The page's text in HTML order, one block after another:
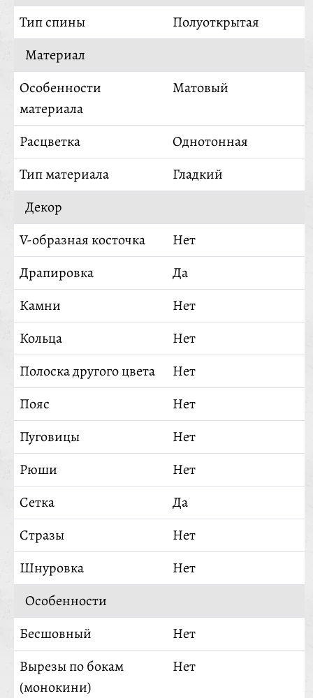
Тип спины
Полуоткрытая
Материал
Особенности
материала
Матовый
Расцветка
Однотонная
Тип материала
Гладкий
Декор
V-образная косточка
Нет
Драпировка
Да
Камни
Нет
Кольца
Нет
Полоска другого цвета
Нет
Пояс
Нет
Пуговицы
Нет
Рюши
Нет
Сетка
Да
Стразы
Нет
Шнуровка
Нет
Особенности
Бесшовный
Нет
Вырезы по бокам
(монокини)
Нет